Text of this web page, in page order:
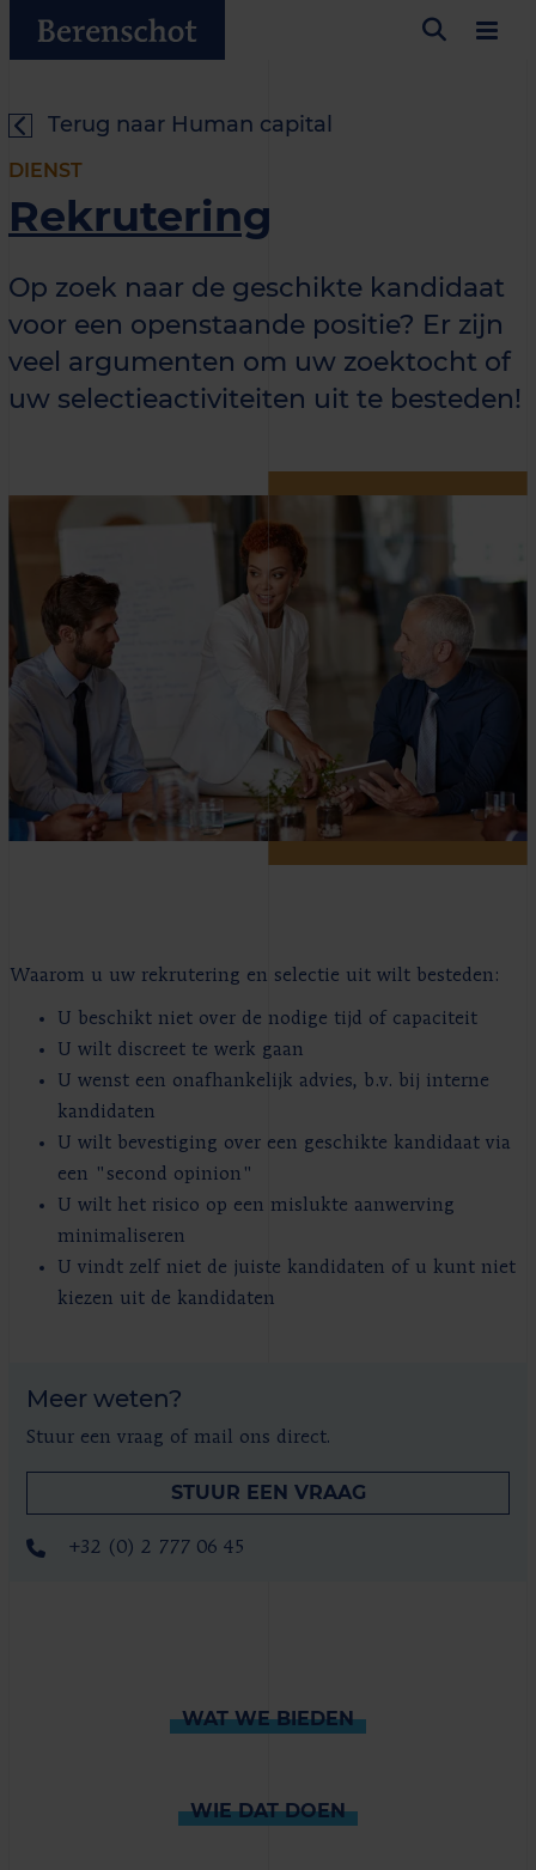
Terug naar Human capital
DIENST
Rekrutering
Op zoek naar de geschikte kandidaat
voor een openstaande positie? Er zijn
veel argumenten om uw zoektocht of
uw selectieactiviteiten uit te besteden!
Waarom u uw rekrutering en selectie uit wilt besteden:
U beschikt niet over de nodige tijd of capaciteit
U wilt discreet te werk gaan
U wenst een onafhankelijk advies, b.v. bij interne
kandidaten
U wilt bevestiging over een geschikte kandidaat via
een "second opinion"
U wilt het risico op een mislukte aanwerving
minimaliseren
U vindt zelf niet de juiste kandidaten of u kunt niet
kiezen uit de kandidaten
Meer weten?
Stuur een vraag of mail ons direct.
STUUR EEN VRAAG
+32 (0) 2 777 06 45
WAT WE BIEDEN
WIE DAT DOEN